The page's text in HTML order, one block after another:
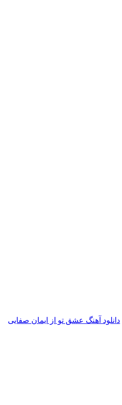
دانلود آهنگ عشق تو از ایمان صفایی